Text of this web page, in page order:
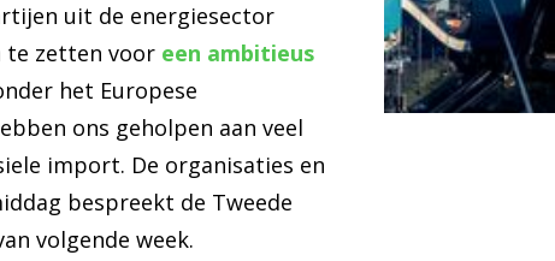
uit de energiesector
te zetten voor een ambitieus
het Europese
ons geholpen aan veel
import. De organisaties en
bespreekt de Tweede
volgende week.